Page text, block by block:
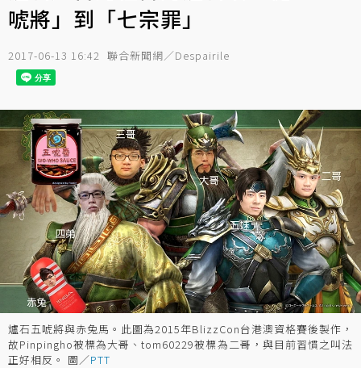
唬將」到「七宗罪」
2017-06-13 16:42 聯合新聞網／Despairile
爐石五唬將與赤兔馬。此圖為2015年BlizzCon台港澳資格賽後製作，
故Pinpingho被標為大哥、tom60229被標為二哥，與目前習慣之叫法
正好相反。 圖／PTT